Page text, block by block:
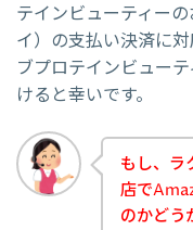
テインビューティー
イ）の支払い決済に
ブプロテインビュー
けると幸いです。
もし、ラ
店で
のかどう